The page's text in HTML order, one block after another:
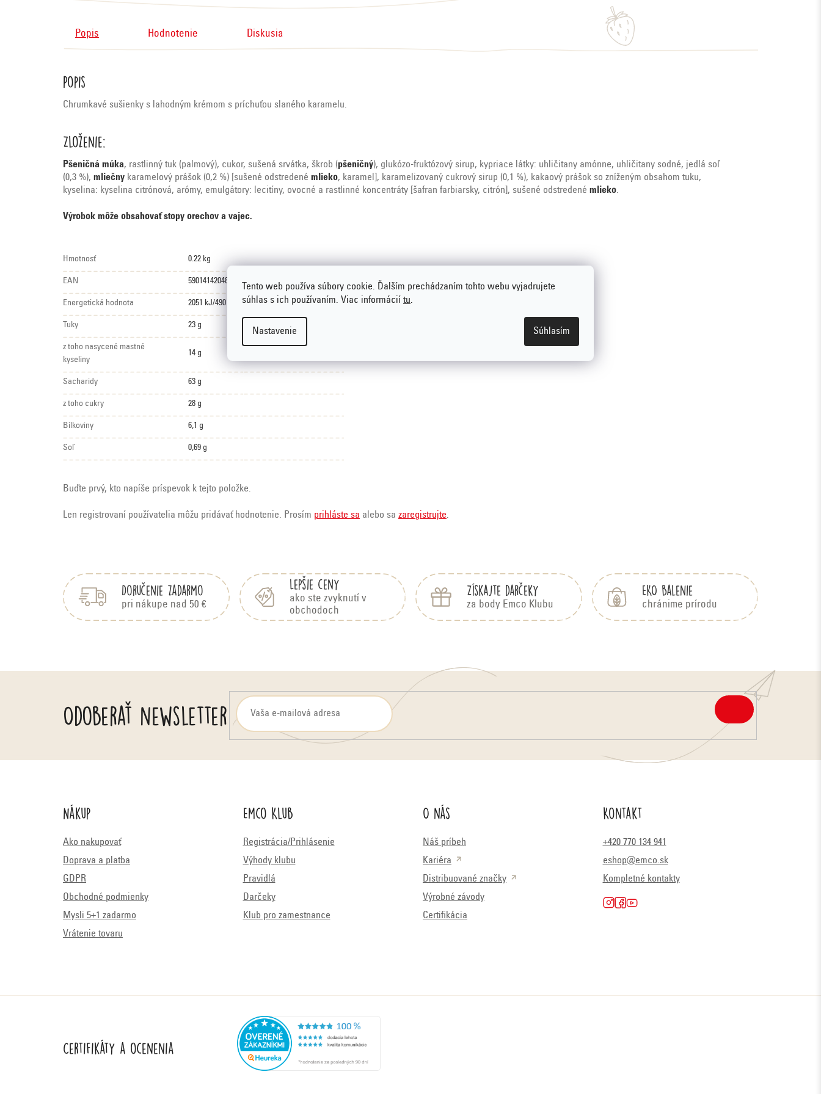
Tento web používa súbory cookie. Ďalším prechádzaním tohto webu vyjadrujete
súhlas s ich používaním. Viac informácií tu.
Nastavenie Súhlasím
Popis Hodnotenie Diskusia
Popis
Chrumkavé sušienky s lahodným krémom s príchuťou slaného karamelu.
Zloženie:
Pšeničná múka, rastlinný tuk (palmový), cukor, sušená srvátka, škrob (pšeničný), glukózo-fruktózový sirup, kypriace látky: uhličitany amónne, uhličitany sodné, jedlá soľ
(0,3 %), mliečny karamelový prášok (0,2 %) [sušené odstredené mlieko, karamel], karamelizovaný cukrový sirup (0,1 %), kakaový prášok so zníženým obsahom tuku,
kyselina: kyselina citrónová, arómy, emulgátory: lecitíny, ovocné a rastlinné koncentráty [šafran farbiarsky, citrón], sušené odstredené mlieko.
Výrobok môže obsahovať stopy orechov a vajec.
Hmotnosť 0.22 kg
EAN 5901414204846
Energetická hodnota 2051 kJ/490 kcal
Tuky 23 g
z toho nasycené mastné
kyseliny
14 g
Sacharidy 63 g
z toho cukry 28 g
Bílkoviny 6,1 g
Soľ 0,69 g
Buďte prvý, kto napíše príspevok k tejto položke.
Len registrovaní používatelia môžu pridávať hodnotenie. Prosím prihláste sa alebo sa zaregistrujte.
Doručenie zadarmo
pri nákupe nad 50 €
Lepšie ceny
ako ste zvyknutí v
obchodoch
Získajte darčeky
za body Emco Klubu
EKO balenie
chránime prírodu
Odoberať newsletter
PRIHLÁSIŤ
SA
Nákup
Ako nakupovať
Doprava a platba
GDPR
Obchodné podmienky
Mysli 5+1 zadarmo
Vrátenie tovaru
Emco Klub
Registrácia/Prihlásenie
Výhody klubu
Pravidlá
Darčeky
Klub pro zamestnance
O nás
Náš príbeh
Kariéra
Distribuované značky
Výrobné závody
Certifikácia
Kontakt
+420 770 134 941
eshop@emco.sk
Kompletné kontakty
Certifikáty a ocenenia